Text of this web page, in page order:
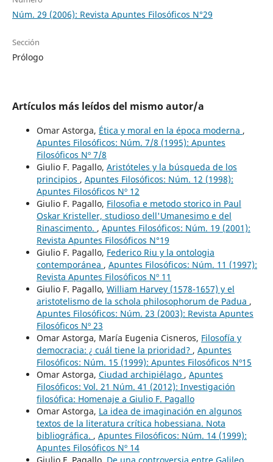
Núm. 29 (2006): Revista Apuntes Filosóficos N°29
Sección
Prólogo
Artículos más leídos del mismo autor/a
Omar Astorga, Ética y moral en la época moderna ,
Apuntes Filosóficos: Núm. 7/8 (1995): Apuntes
Filosóficos Nº 7/8
Giulio F. Pagallo, Aristóteles y la búsqueda de los
principios , Apuntes Filosóficos: Núm. 12 (1998):
Apuntes Filosóficos Nº 12
Giulio F. Pagallo, Filosofia e metodo storico in Paul
Oskar Kristeller, studioso dell'Umanesimo e del
Rinascimento. , Apuntes Filosóficos: Núm. 19 (2001):
Revista Apuntes Filosóficos N°19
Giulio F. Pagallo, Federico Riu y la ontologia
contemporánea , Apuntes Filosóficos: Núm. 11 (1997):
Revista Apuntes Filosóficos Nº 11
Giulio F. Pagallo, William Harvey (1578-1657) y el
aristotelismo de la schola philosophorum de Padua ,
Apuntes Filosóficos: Núm. 23 (2003): Revista Apuntes
Filosóficos Nº 23
Omar Astorga, María Eugenia Cisneros, Filosofía y
democracia: ¿ cuál tiene la prioridad? , Apuntes
Filosóficos: Núm. 15 (1999): Apuntes Filosóficos Nº15
Omar Astorga, Ciudad archipiélago , Apuntes
Filosóficos: Vol. 21 Núm. 41 (2012): Investigación
filosófica: Homenaje a Giulio F. Pagallo
Omar Astorga, La idea de imaginación en algunos
textos de la literatura crítica hobessiana. Nota
bibliográfica. , Apuntes Filosóficos: Núm. 14 (1999):
Apuntes Filosóficos Nº 14